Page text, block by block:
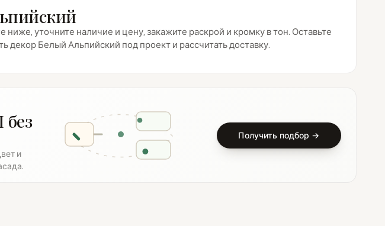
уточните наличие и цену, закажите раскрой и кромку в тон. Оставьте
декор Белый Альпийский под проект и рассчитать доставку.
и
Получить подбор →